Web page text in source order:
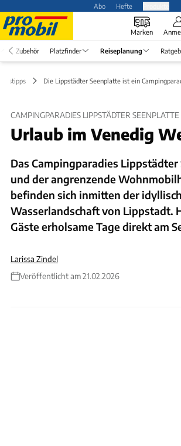
Abo Hefte
Marken
Zubehör Platzfinder Reiseplanung
Die Lippstädter Seenplatte ist ein
CAMPINGPARADIES LIPPSTÄDTER SEENPLATTE
Urlaub im Venedig
Das Campingparadies Lippstädter
und der angrenzende
befinden sich inmitten der
Wasserlandschaft von Lippstadt.
Gäste erholsame Tage direkt am
Larissa Zindel
Veröffentlicht am 21.02.2026
Foto: